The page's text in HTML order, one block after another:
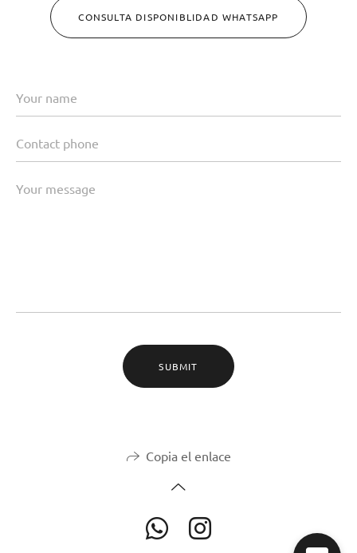
CONSULTA DISPONIBLIDAD WHATSAPP
SUBMIT
Copia el enlace